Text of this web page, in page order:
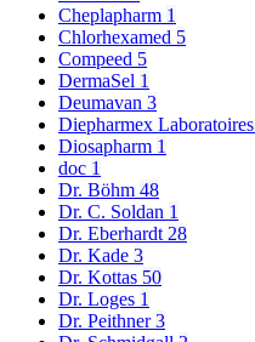
Cheplapharm 1
Chlorhexamed 5
Compeed 5
DermaSel 1
Deumavan 3
Diepharmex Laboratoires
Diosapharm 1
doc 1
Dr. Böhm 48
Dr. C. Soldan 1
Dr. Eberhardt 28
Dr. Kade 3
Dr. Kottas 50
Dr. Loges 1
Dr. Peithner3